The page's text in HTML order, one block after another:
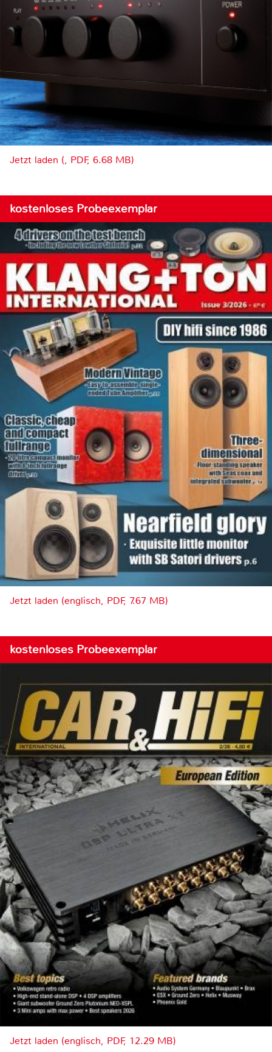
Jetzt laden (, PDF, 6.68 MB)
kostenloses Probeexemplar
Jetzt laden (englisch, PDF, 7.67 MB)
kostenloses Probeexemplar
Jetzt laden (englisch, PDF, 12.29 MB)